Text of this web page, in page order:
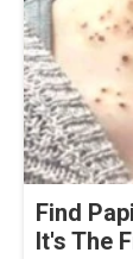
Find
It's The